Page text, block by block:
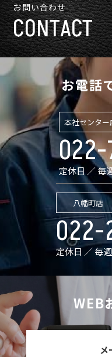
お問い合わせ
CONTACT
お電話
本社センター
定休日 ／ 毎
八幡町店
定休日 ／ 毎
WEB
メ